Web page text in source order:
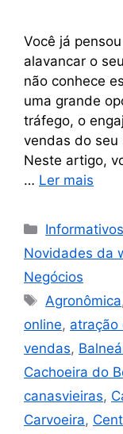
Você já
alavancar o
não conhece
uma grande
tráfego, o
vendas do seu
Neste artigo,
… Ler mais
Novidades da
Negócios
Agronômica
online, atração
vendas,
Cachoeira do
canasvieiras,
Carvoeira,